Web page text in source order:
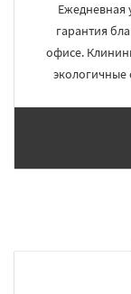
Ежедневная
гарантия
офисе.
экологичные